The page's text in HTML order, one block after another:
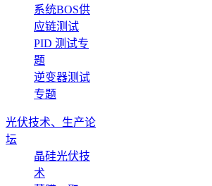
系统BOS供
应链测试
PID 测试专
题
逆变器测试
专题
光伏技术、生产论
坛
晶硅光伏技
术